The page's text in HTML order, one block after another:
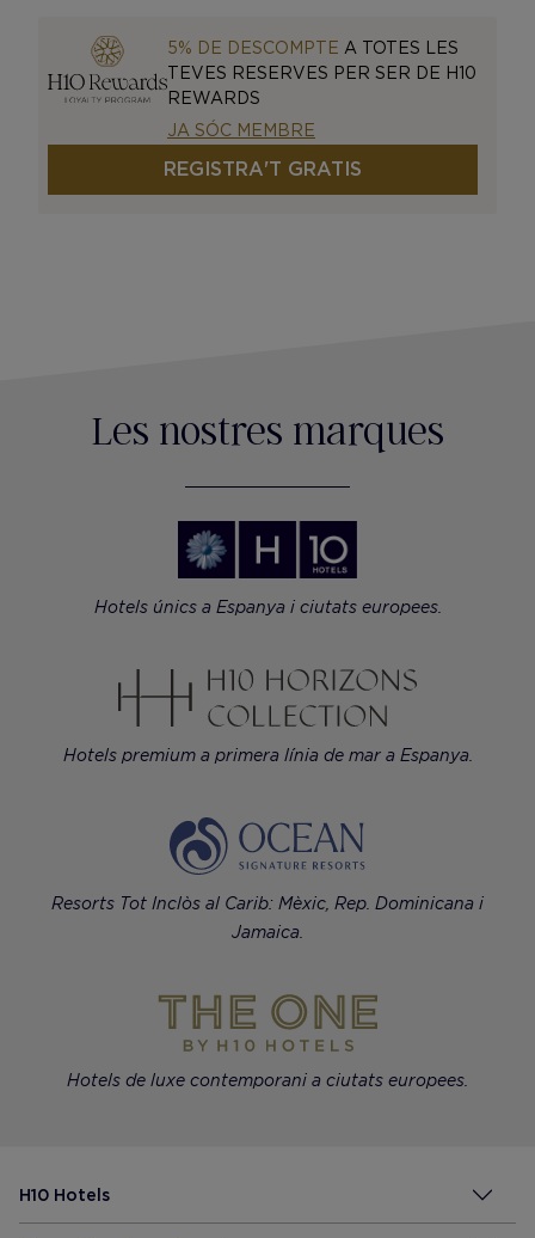
5% DE DESCOMPTE A TOTES LES
TEVES RESERVES PER SER DE H10
REWARDS
JA SÓC MEMBRE
REGISTRA'T GRATIS
Les nostres marques
Hotels únics a Espanya i ciutats europees.
Hotels premium a primera línia de mar a Espanya.
Resorts Tot Inclòs al Carib: Mèxic, Rep. Dominicana i
Jamaica.
Hotels de luxe contemporani a ciutats europees.
H10 Hotels